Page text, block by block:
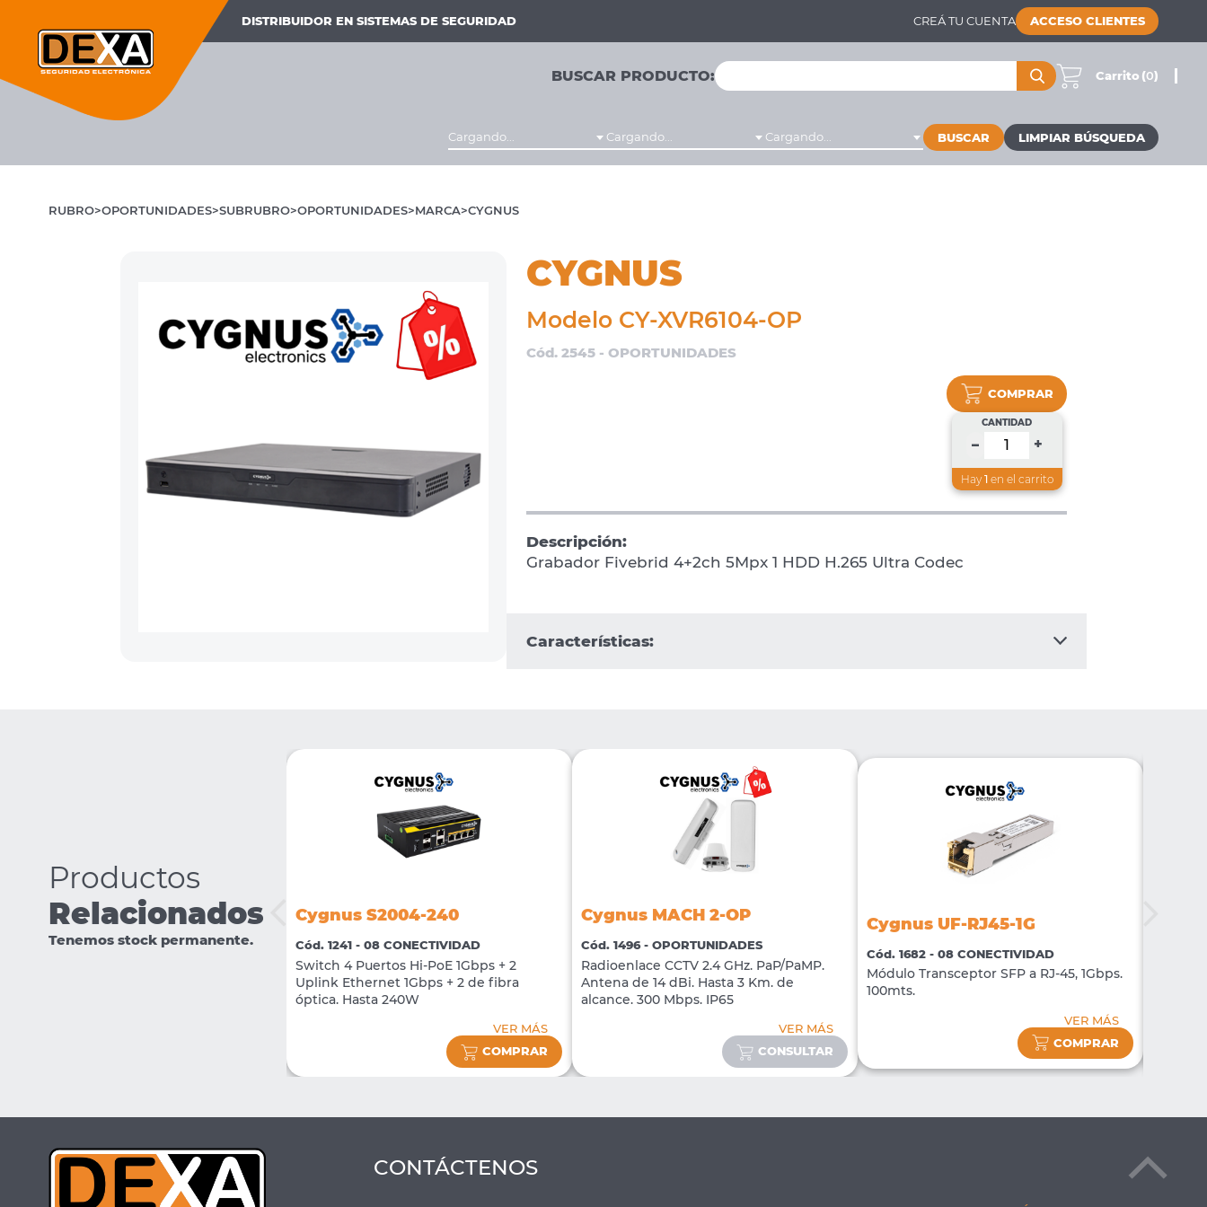
DISTRIBUIDOR EN SISTEMAS DE SEGURIDAD CREÁ TU CUENTA ACCESO CLIENTES
BUSCAR PRODUCTO: Carrito (0)
Cargando... Cargando... Cargando... BUSCAR
RUBRO OPORTUNIDADES SUBRUBRO OPORTUNIDADES MARCA CYGNUS
CYGNUS
Modelo CY-XVR6104-OP
Cód. 2545 - OPORTUNIDADES
COMPRAR
CANTIDAD
– +
Hay 1en el carrito
Descripción:
Grabador Fivebrid 4+2ch 5Mpx 1 HDD H.265 Ultra Codec
Características:
Productos
Relacionados
Tenemos stock permanente.
Cygnus CY-IPC-4K-FEYE Cygnus S2004-240
Cód. 1241 - 08 CONECTIVIDAD
Switch 4 Puertos Hi-PoE 1Gbps + 2
Uplink Ethernet 1Gbps + 2 de fibra
óptica. Hasta 240W
VER MÁS
COMPRAR
Cygnus MACH 2-OP
Cód. 1496 - OPORTUNIDADES
Radioenlace CCTV 2.4 GHz. PaP/PaMP.
Antena de 14 dBi. Hasta 3 Km. de
alcance. 300 Mbps. IP65
VER MÁS
CONSULTAR
Cygnus UF-RJ45-1G
Cód. 1682 - 08 CONECTIVIDAD
Módulo Transceptor SFP a RJ-45, 1Gbps.
100mts.
VER MÁS
COMPRAR
CONTÁCTENOS